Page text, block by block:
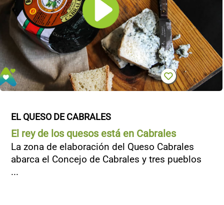
EL QUESO DE CABRALES
El rey de los quesos está en Cabrales
La zona de elaboración del Queso Cabrales
abarca el Concejo de Cabrales y tres pueblos
...